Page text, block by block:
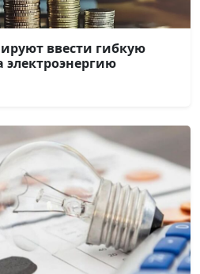
ввести гибкую
электроэнергию